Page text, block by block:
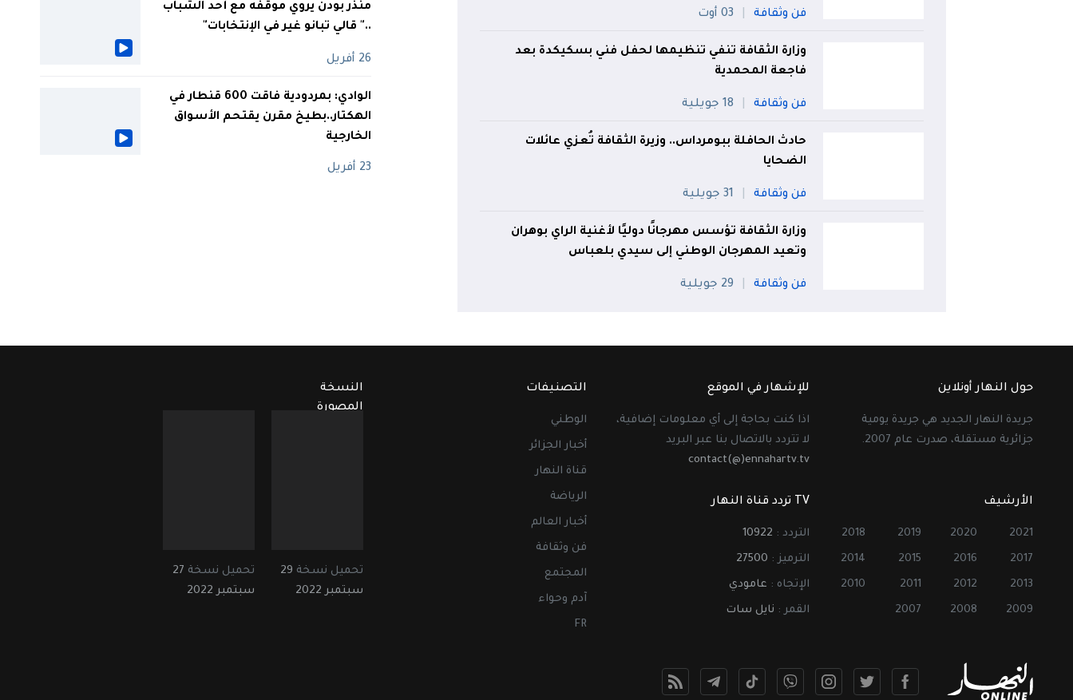
فن وثقافة 03 أوت
وزارة الثقافة تنفي تنظيمها لحفل فني بسكيكدة بعد
فاجعة المحمدية
فن وثقافة 18 جويلية
حادث الحافلة ببومرداس.. وزيرة الثقافة تُعزي عائلات
الضحايا
فن وثقافة 31 جويلية
وزارة الثقافة تؤسس مهرجانًا دوليًا لأغنية الراي بوهران
وتعيد المهرجان الوطني إلى سيدي بلعباس
فن وثقافة 29 جويلية
منذر بودن يروي موقفه مع أحد الشباب
.." قالي تبانو غير في الإنتخابات"
26 أفريل
الوادي: بمردودية فاقت 600 قنطار في
الهكتار..بطيخ مقرن يقتحم الأسواق
الخارجية
23 أفريل
حول النهار أونلاين
جريدة النهار الجديد هي جريدة يومية
جزائرية مستقلة، صدرت عام 2007.
للإشهار في الموقع
اذا كنت بحاجة إلى أي معلومات إضافية،
لا تتردد بالاتصال بنا عبر البريد
contact(@)ennahartv.tv
الأرشيف
2021
2020
2019
2018
2017
2016
2015
2014
2013
2012
2011
2010
2009
2008
2007
TV تردد قناة النهار
التردد : 10922
الترميز : 27500
الإتجاه : عامودي
القمر : نايل سات
التصنيفات
الوطني
أخبار الجزائر
قناة النهار
الرياضة
أخبار العالم
فن وثقافة
المجتمع
آدم وحواء
FR
النسخة
المصورة
تحميل نسخة 29
سبتمبر 2022
تحميل نسخة 27
سبتمبر 2022